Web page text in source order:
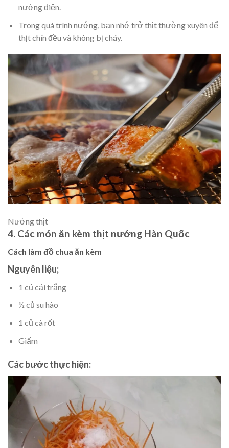
nướng điện.
Trong quá trình nướng, bạn nhớ trở thịt thường xuyên để
thịt chín đều và không bị cháy.
Nướng thịt
4. Các món ăn kèm thịt nướng Hàn Quốc
Cách làm đồ chua ăn kèm
Nguyên liệu;
1 củ cải trắng
½ củ su hào
1 củ cà rốt
Giấm
Các bước thực hiện: